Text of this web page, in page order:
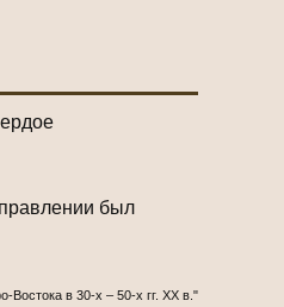
был
в 30-х – 50-х гг. ХХ в."